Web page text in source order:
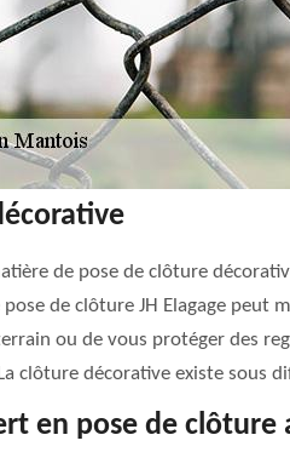
de pose de clôture
de clôture JH Elagage peut
ou de vous protéger des
clôture décorative existe sous
en pose de